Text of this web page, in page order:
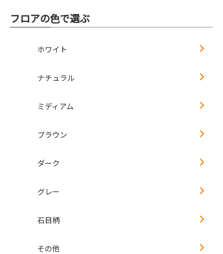
フロアの色で選ぶ
ホワイト
ナチュラル
ミディアム
ブラウン
ダーク
グレー
石目柄
その他